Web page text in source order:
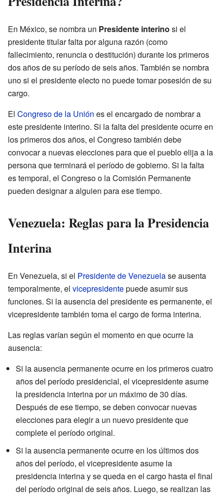
En México, se nombra un Presidente interino si el
presidente titular falta por alguna razón (como
fallecimiento, renuncia o destitución) durante los primeros
dos años de su período de seis años. También se nombra
uno si el presidente electo no puede tomar posesión de su
cargo.
El Congreso de la Unión es el encargado de nombrar a
este presidente interino. Si la falta del presidente ocurre en
los primeros dos años, el Congreso también debe
convocar a nuevas elecciones para que el pueblo elija a la
persona que terminará el período de gobierno. Si la falta
es temporal, el Congreso o la Comisión Permanente
pueden designar a alguien para ese tiempo.
Venezuela: Reglas para la Presidencia
Interina
En Venezuela, si el Presidente de Venezuelase ausenta
temporalmente, el vicepresidentepuede asumir sus
funciones. Si la ausencia del presidente es permanente, el
vicepresidente también toma el cargo de forma interina.
Las reglas varían según el momento en que ocurre la
ausencia:
Si la ausencia permanente ocurre en los primeros cuatro
años del período presidencial, el vicepresidente asume
la presidencia interina por un máximo de 30 días.
Después de ese tiempo, se deben convocar nuevas
elecciones para elegir a un nuevo presidente que
complete el período original.
Si la ausencia permanente ocurre en los últimos dos
años del período, el vicepresidente asume la
presidencia interina y se queda en el cargo hasta el final
del período original de seis años. Luego, se realizan las